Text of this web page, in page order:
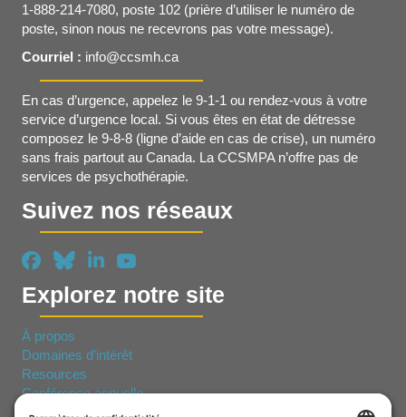
1-888-214-7080, poste 102 (prière d’utiliser le numéro de
poste, sinon nous ne recevrons pas votre message).
Courriel : info@ccsmh.ca
En cas d’urgence, appelez le 9-1-1 ou rendez-vous à votre
service d’urgence local. Si vous êtes en état de détresse
composez le 9-8-8 (ligne d’aide en cas de crise), un numéro
sans frais partout au Canada. La CCSMPA n’offre pas de
services de psychothérapie.
Suivez nos réseaux
Explorez notre site
À propos
Domaines d’intérêt
Resources
Conférence annuelle